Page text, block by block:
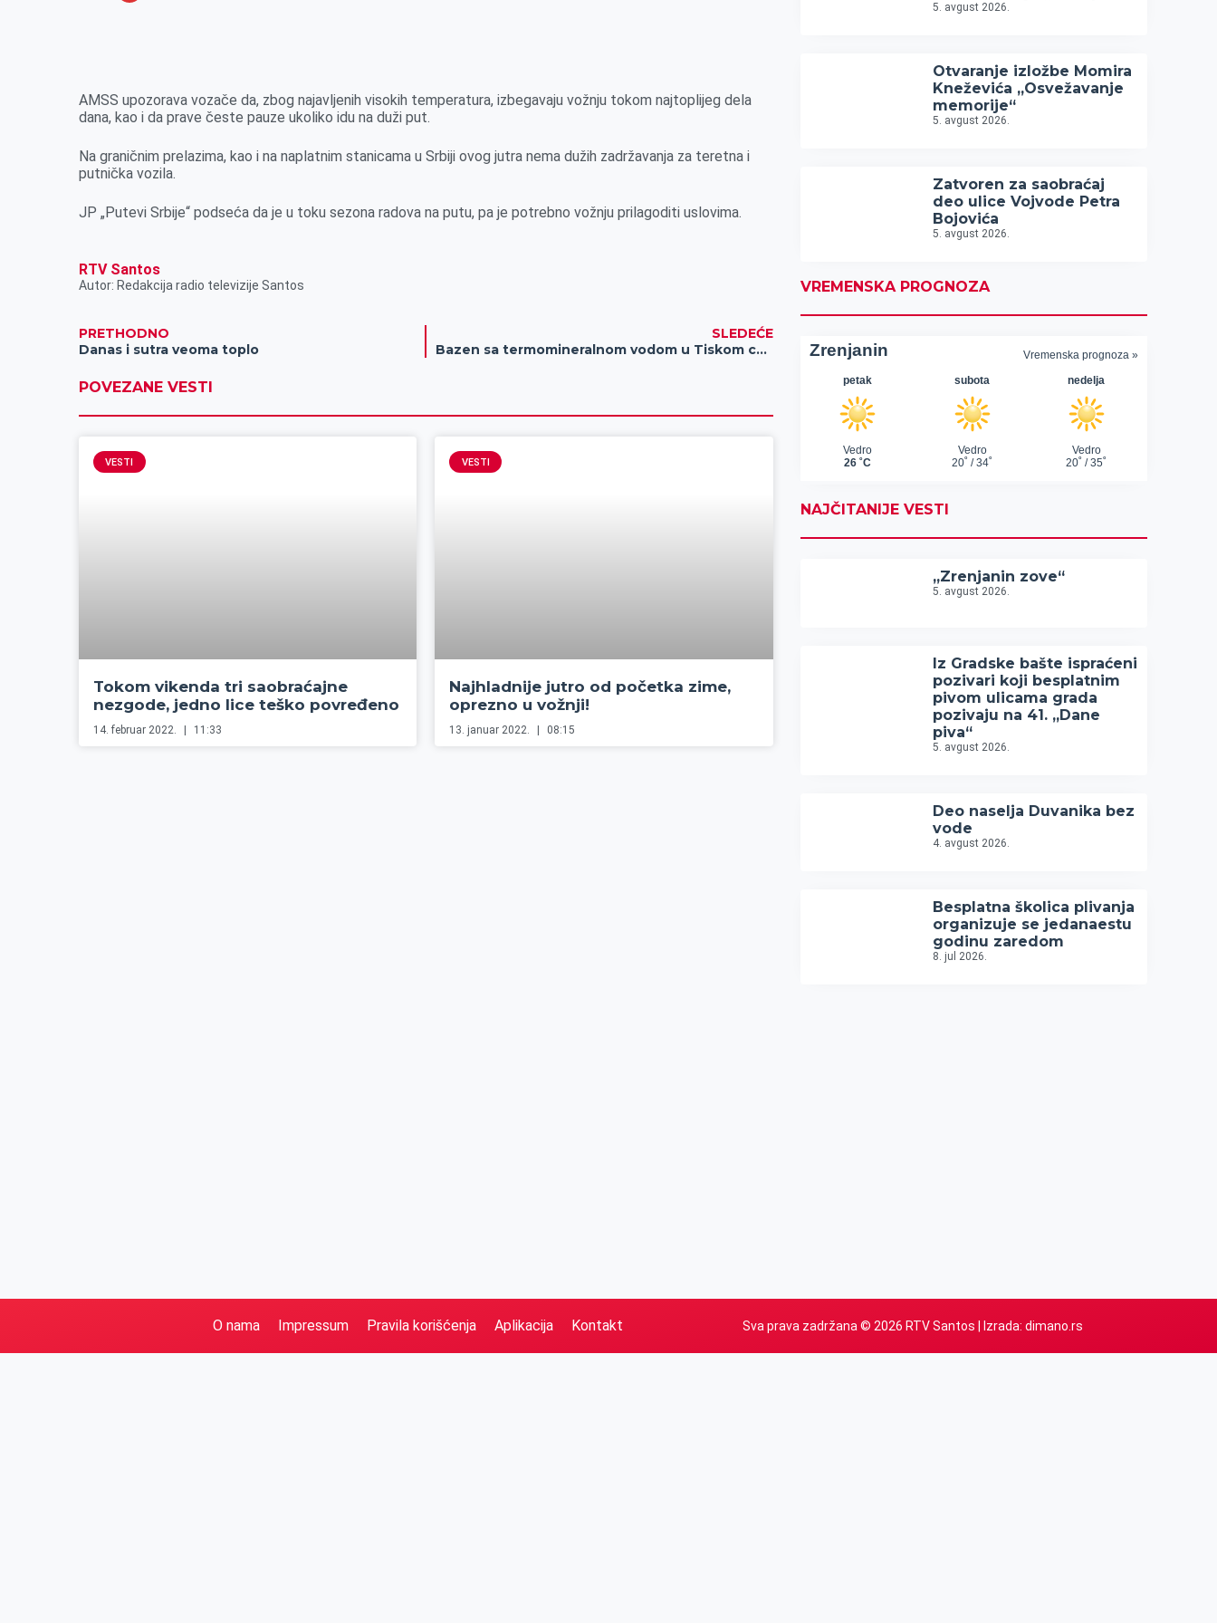
p
l
AMSS upozorava vozače da, zbog najavljenih visokih temperatura, izbegavaju vožnju tokom najtoplijeg dela
dana, kao i da prave česte pauze ukoliko idu na duži put.
Na graničnim prelazima, kao i na naplatnim stanicama u Srbiji ovog jutra nema dužih zadržavanja za teretna i
putnička vozila.
JP „Putevi Srbije“ podseća da je u toku sezona radova na putu, pa je potrebno vožnju prilagoditi uslovima.
RTV Santos
Autor: Redakcija radio televizije Santos
PRETHODNO
Danas i sutra veoma toplo
SLEDEĆE
Bazen sa termomineralnom vodom u Tiskom cvetu
POVEZANE VESTI
VESTI
Tokom vikenda tri saobraćajne
nezgode, jedno lice teško povređeno
14. februar 2022. 11:33
VESTI
Najhladnije jutro od početka zime,
oprezno u vožnji!
13. januar 2022. 08:15
5. avgust 2026.
Otvaranje izložbe Momira
Kneževića „Osvežavanje
memorije“
5. avgust 2026.
Zatvoren za saobraćaj
deo ulice Vojvode Petra
Bojovića
5. avgust 2026.
VREMENSKA PROGNOZA
NAJČITANIJE VESTI
„Zrenjanin zove“
5. avgust 2026.
Iz Gradske bašte ispraćeni
pozivari koji besplatnim
pivom ulicama grada
pozivaju na 41. „Dane
piva“
5. avgust 2026.
Deo naselja Duvanika bez
vode
4. avgust 2026.
Besplatna školica plivanja
organizuje se jedanaestu
godinu zaredom
8. jul 2026.
O nama Impressum Pravila korišćenja Aplikacija Kontakt Sva prava zadržana © 2026 RTV Santos | Izrada: dimano.rs